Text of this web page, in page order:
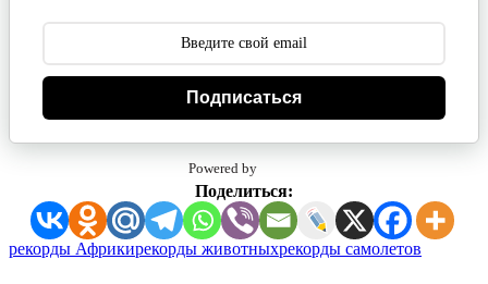
Подписаться
Powered by
Поделиться:
Метки:
рекорды Африкирекорды животныхрекорды самолетов